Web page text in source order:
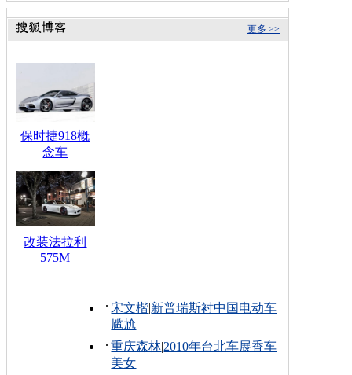
更多 >>
保时捷918概
念车
改装法拉利
575M
宋文楷|新普瑞斯衬中国电动车
尴尬
重庆森林|2010年台北车展香车
美女